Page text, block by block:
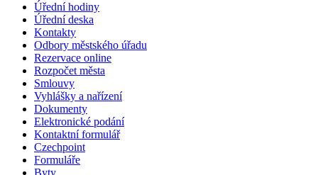
Úřední hodiny
Úřední deska
Kontakty
Odbory městského úřadu
Rezervace online
Rozpočet města
Smlouvy
Vyhlášky a nařízení
Dokumenty
Elektronické podání
Kontaktní formulář
Czechpoint
Formuláře